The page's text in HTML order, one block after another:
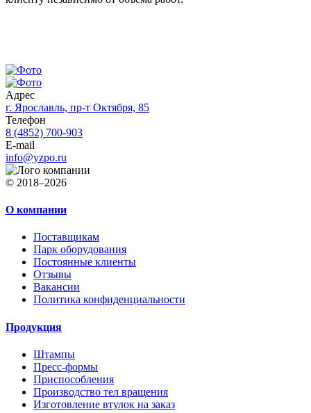
Адрес
г. Ярославль, пр-т Октября, 85
Телефон
8 (4852) 700-903
E-mail
info@yzpo.ru
© 2018–2026
О компании
Поставщикам
Парк оборудования
Постоянные клиенты
Отзывы
Вакансии
Политика конфиденциальности
Продукция
Штампы
Пресс-формы
Приспособления
Производство тел вращения
Изготовление втулок на заказ